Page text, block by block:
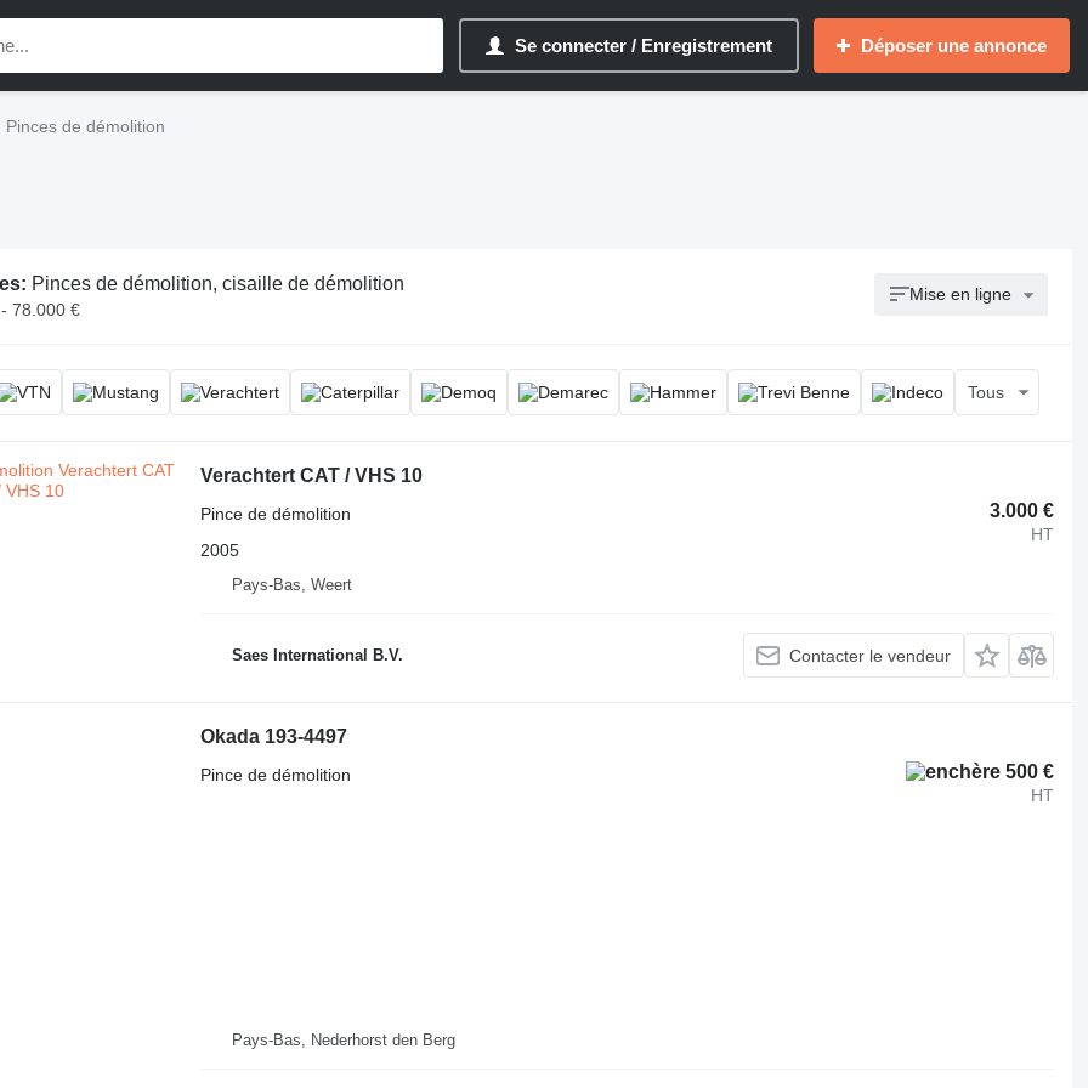
Se connecter / Enregistrement Déposer une annonce
Pinces de démolition
Pinces de démolition, cisaille de démolition
78.000 €
Mise en ligne
Tous
Verachtert CAT / VHS 10
3.000 €
HT
Pince de démolition
2005
Pays-Bas, Weert
Saes International B.V. Contacter le vendeur
Okada 193-4497
500 €
HT
Pince de démolition
Pays-Bas, Nederhorst den Berg